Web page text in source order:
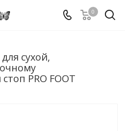
0
сухой,
PRO FOOT